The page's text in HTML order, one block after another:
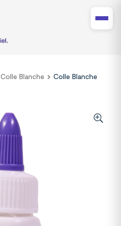
Colle Blanche
Colle Blanche